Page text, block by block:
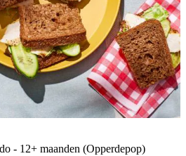
- 12+ maanden (Opperdepop)​